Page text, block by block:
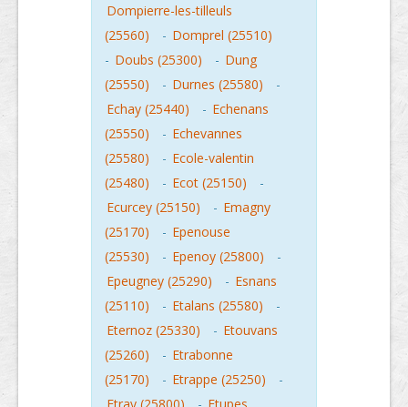
Dompierre-les-tilleuls
(25560)
- Domprel (25510)
- Doubs (25300) - Dung
(25550)
- Durnes (25580)
-
Echay (25440)
- Echenans
(25550)
- Echevannes
(25580)
- Ecole-valentin
(25480)
- Ecot (25150)
-
Ecurcey (25150)
- Emagny
(25170)
- Epenouse
(25530)
- Epenoy (25800)
-
Epeugney (25290)
- Esnans
(25110)
- Etalans (25580)
-
Eternoz (25330)
- Etouvans
(25260)
- Etrabonne
(25170)
- Etrappe (25250)
-